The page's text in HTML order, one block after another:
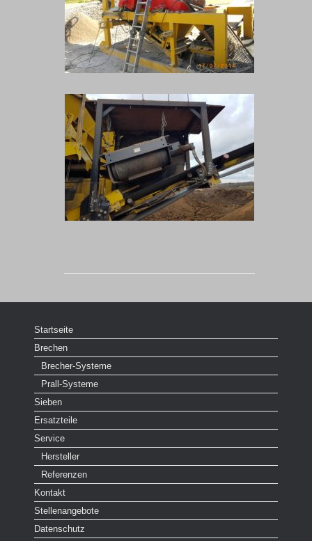
Startseite
Brechen
Brecher-Systeme
Prall-Systeme
Sieben
Ersatzteile
Service
Hersteller
Referenzen
Kontakt
Stellenangebote
Datenschutz